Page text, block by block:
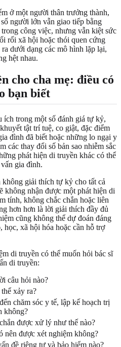
ở một người thân trưởng thành,
người lớn vẫn giao tiếp bằng
công việc, nhưng vẫn kiệt sức
rối xã hội hoặc thói quen cứng
dưới dạng các mô hình lặp lại,
hệt nhau.
cho cha mẹ: điều có
bạn biết
ích trong một số đánh giá tự kỷ,
tật trí tuệ, co giật, đặc điểm
đình đã biết hoặc những lo ngại y
các thay đổi số bản sao nhiễm sắc
phát hiện di truyền khác có thể
gia đình.
giải thích tự kỷ cho tất cả
nhận được một phát hiện di
tính, không chắc chắn hoặc liên
hơn hơn là lời giải thích đầy đủ
cũng không thể dự đoán đáng
học, xã hội hóa hoặc cần hỗ trợ
di truyền có thể muốn hỏi bác sĩ
di truyền:
câu hỏi nào?
xảy ra?
chăm sóc y tế, lập kế hoạch trị
không?
được xử lý như thế nào?
nên được xét nghiệm không?
đề riêng tư và bảo hiểm nào?